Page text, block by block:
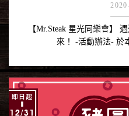
【Mr.Steak 星光同樂會】
來！ -活動辦法- 於